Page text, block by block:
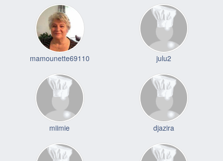
mamounette69110 julu2
miimie djazira